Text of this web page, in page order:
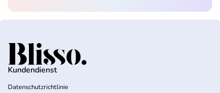
Startseite
Kundendienst
Datenschutzrichtlinie